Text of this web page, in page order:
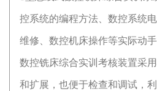
控系统的编程方法、数控系统
维修、数控机床操作等实际动
数控铣床综合实训考核装置采
和扩展，也便于检查和调试，